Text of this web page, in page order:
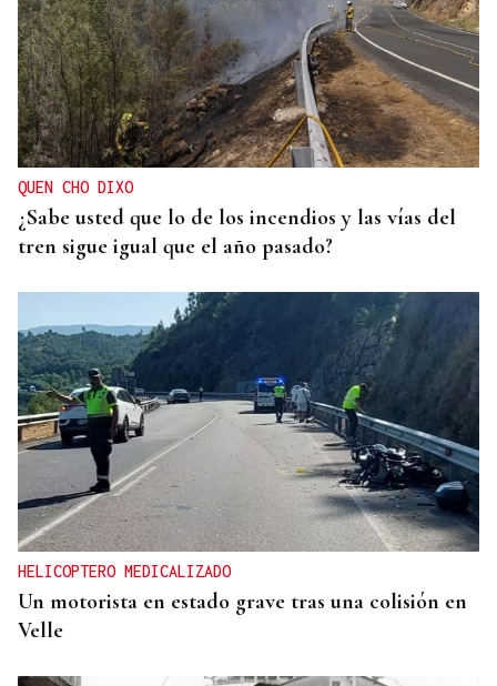
QUEN CHO DIXO
¿Sabe usted que lo de los incendios y las vías del
tren sigue igual que el año pasado?
HELICOPTERO MEDICALIZADO
Un motorista en estado grave tras una colisión en
Velle